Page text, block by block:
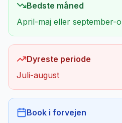
Bedste måned
April-maj eller september-
Dyreste periode
Juli-august
Book i forvejen